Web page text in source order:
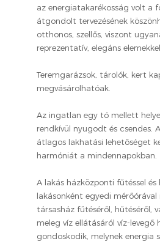
az energiatakarékosság volt a
átgondolt tervezésének
otthonos, szellős, viszont
reprezentatív, elegáns
Teremgarázsok, tárolók, kert
megvásárolhatóak.
Az ingatlan egy tó mellett
rendkívül nyugodt és csendes.
átlagos lakhatási lehetőséget
harmóniát a mindennapokban.
A lakás házközponti fűtéssel
lakásonként egyedi mérőórával
társasház fűtéséről, hűtéséről,
meleg víz ellátásáról víz-levegő
gondoskodik, melynek energia